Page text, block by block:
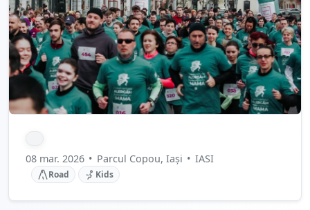
08 mar. 2026 • Parcul Copou, Iași • IASI
Road Kids